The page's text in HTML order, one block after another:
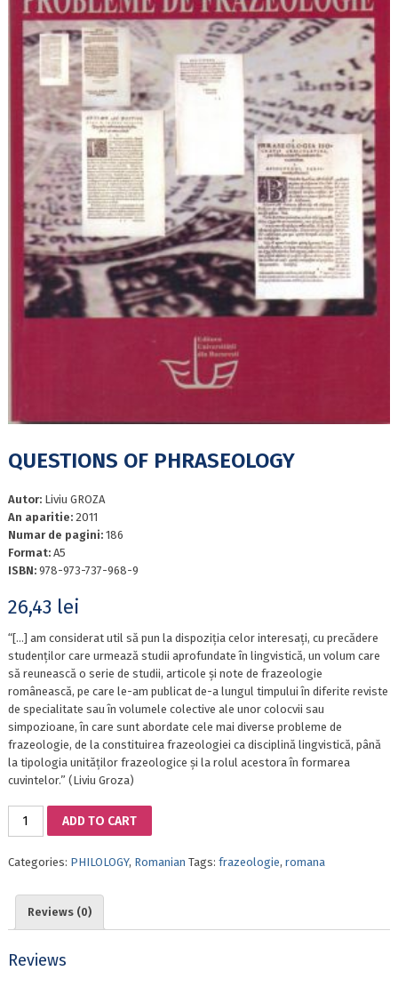
QUESTIONS OF PHRASEOLOGY
Autor: Liviu GROZA
An aparitie: 2011
Numar de pagini: 186
Format: A5
ISBN: 978-973-737-968-9
26,43 lei
“[…] am considerat util să pun la dispoziția celor interesați, cu precădere
studenților care urmează studii aprofundate în lingvistică, un volum care
să reunească o serie de studii, articole și note de frazeologie
românească, pe care le-am publicat de-a lungul timpului în diferite reviste
de specialitate sau în volumele colective ale unor colocvii sau
simpozioane, în care sunt abordate cele mai diverse probleme de
frazeologie, de la constituirea frazeologiei ca disciplină lingvistică, până
la tipologia unităților frazeologice și la rolul acestora în formarea
cuvintelor.” (Liviu Groza)
quantity
ADD TO CART
Categories: PHILOLOGY, Romanian Tags: frazeologie, romana
Reviews (0)
Reviews